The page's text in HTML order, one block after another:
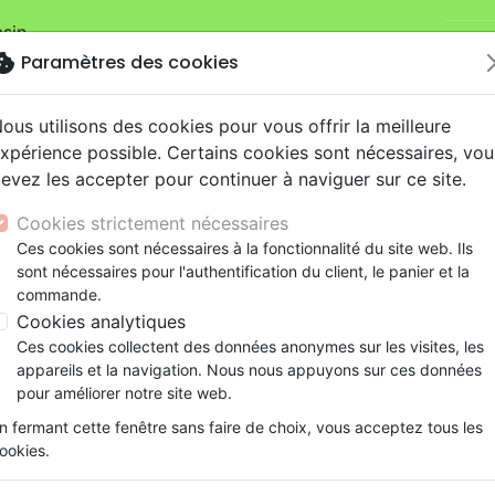
Je
sur la boutiqueLa Maison de la Bible Suisse
NouveautésBibles
Testaments
Etude biblique
NEG
Bandes dessinées
Souffrance, Relation d'aide
Santé
Événements actuels
Couple
Découverte de la foi
Souffrance, Relation d'aide
Psychologie
ans
Adolescents, jeunes
Latino, Folk
Soul
Rap, Hip-hop
Louange, Adoration
Hardrock, Métal
animés
conférences
Films, fiction
Jeux
Identité secrète
Auteur :Béatrice Maré
Référence OUR2088 EAN 9782889130887
Paramètres des cookies
utilisons des cookies pour vous offrir la meilleure
possible. Certains cookies sont nécessaires,
les accepter pour continuer à naviguer sur ce site.
Cookies strictement nécessaires
Ces cookies sont nécessaires à la fonctionnalité du site web. Ils
sont nécessaires pour l'authentification du client, le panier et la
commande.
Cookies analytiques
Ces cookies collectent des données anonymes sur les visites, les
appareils et la navigation. Nous nous appuyons sur ces données
pour améliorer notre site web.
fermant cette fenêtre sans faire de choix, vous acceptez tous les